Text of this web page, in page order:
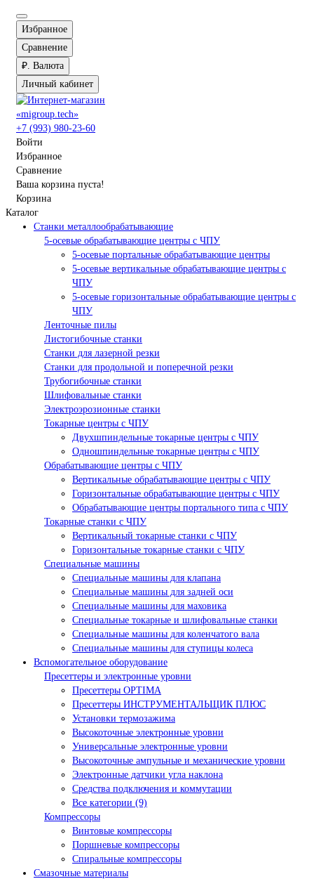
Избранное
Сравнение
₽. Валюта
Личный кабинет
+7 (993) 980-23-60
Войти
Избранное
Сравнение
Ваша корзина пуста!
Корзина
Каталог
Станки металлообрабатывающие
5-осевые обрабатывающие центры с ЧПУ
5-осевые портальные обрабатывающие центры
5-осевые вертикальные обрабатывающие центры с
ЧПУ
5-осевые горизонтальные обрабатывающие центры с
ЧПУ
Ленточные пилы
Листогибочные станки
Станки для лазерной резки
Станки для продольной и поперечной резки
Трубогибочные станки
Шлифовальные станки
Электроэрозионные станки
Токарные центры с ЧПУ
Двухшпиндельные токарные центры с ЧПУ
Одношпиндельные токарные центры с ЧПУ
Обрабатывающие центры с ЧПУ
Вертикальные обрабатывающие центры с ЧПУ
Горизонтальные обрабатывающие центры с ЧПУ
Обрабатывающие центры портального типа с ЧПУ
Токарные станки с ЧПУ
Вертикальный токарные станки с ЧПУ
Горизонтальные токарные станки с ЧПУ
Специальные машины
Специальные машины для клапана
Специальные машины для задней оси
Специальные машины для маховика
Специальные токарные и шлифовальные станки
Специальные машины для коленчатого вала
Специальные машины для ступицы колеса
Вспомогательное оборудование
Пресеттеры и электронные уровни
Пресеттеры OPTIMA
Пресеттеры ИНСТРУМЕНТАЛЬЩИК ПЛЮС
Установки термозажима
Высокоточные электронные уровни
Универсальные электронные уровни
Высокоточные ампульные и механические уровни
Электронные датчики угла наклона
Средства подключения и коммутации
Все категории (9)
Компрессоры
Винтовые компрессоры
Поршневые компрессоры
Спиральные компрессоры
Смазочные материалы